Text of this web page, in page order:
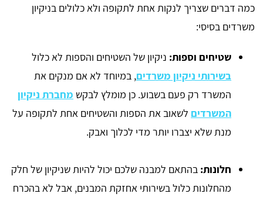
כמה דברים שצריך לנקות אחת לתקופה ולא כלולים בניקיון
משרדים בסיסי:
שטיחים וספות: ניקיון של השטיחים והספות לא כלול
בשירותי ניקיון משרדים, במיוחד לא אם מנקים את
המשרד רק פעם בשבוע. כן מומלץ לבקש מחברת ניקיון
המשרדים לשאוב את הספות והשטיחים אחת לתקופה על
מנת שלא יצברו יותר מדי לכלוך ואבק.
חלונות: בהתאם למבנה שלכם יכול להיות שניקיון של חלק
מהחלונות כלול בשירותי אחזקת המבנים, אבל לא בהכרח